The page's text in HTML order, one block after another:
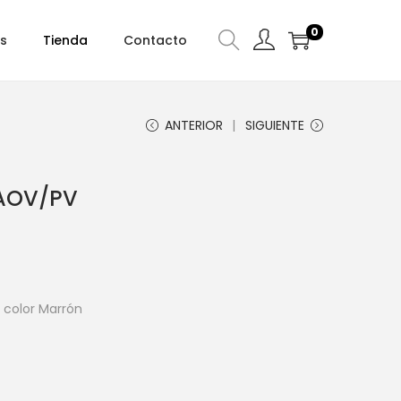
Tienda Contacto 0
ANTERIOR SIGUIENTE
PV
Marrón